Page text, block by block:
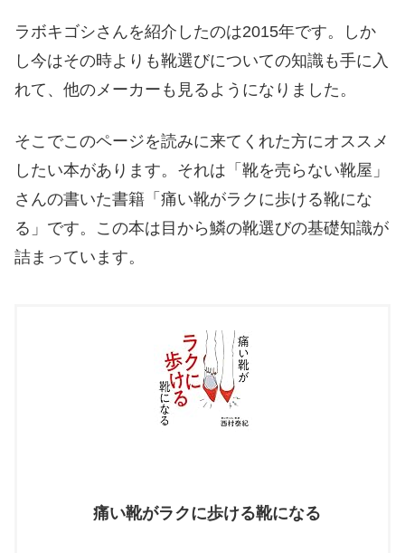
ラボキゴシさんを紹介したのは2015年です。しか
し今はその時よりも靴選びについての知識も手に入
れて、他のメーカーも見るようになりました。
そこでこのページを読みに来てくれた方にオススメ
したい本があります。それは「靴を売らない靴屋」
さんの書いた書籍「痛い靴がラクに歩ける靴にな
る」です。この本は目から鱗の靴選びの基礎知識が
詰まっています。
痛い靴がラクに歩ける靴になる